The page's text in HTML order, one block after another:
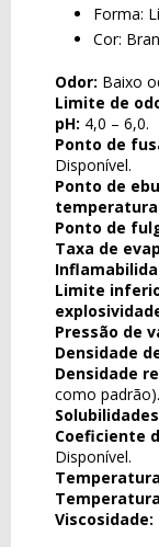
Forma:
Cor:
Odor: Baixo
Limite de
pH: 4,0 – 6,0.
Ponto de
Disponível.
Ponto de
Ponto de
Taxa de
Limite
Pressão de
Densidade
Densidade
como padrão).
Coeficiente
Disponível.
Viscosidade: